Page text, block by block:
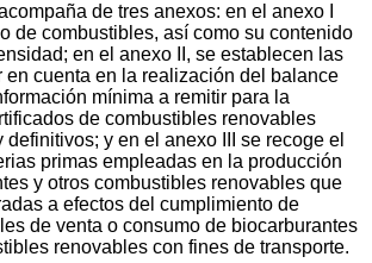
de tres anexos: en el anexo I
de combustibles, así como su contenido
en el anexo II, se establecen las
en cuenta en la realización del balance
mínima a remitir para la
de combustibles renovables
definitivos; y en el anexo III se recoge el
primas empleadas en la producción
y otros combustibles renovables que
a efectos del cumplimiento de
de venta o consumo de biocarburantes
renovables con fines de transporte.